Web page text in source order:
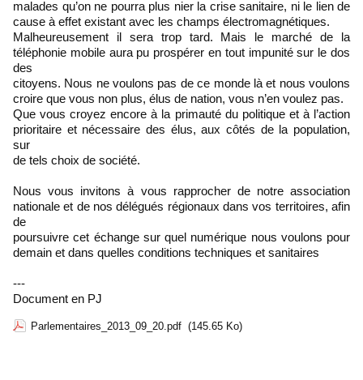
malades qu’on ne pourra plus nier la crise sanitaire, ni le lien de
cause à effet existant avec les champs électromagnétiques.
Malheureusement il sera trop tard. Mais le marché de la
téléphonie mobile aura pu prospérer en tout impunité sur le dos
des
citoyens. Nous ne voulons pas de ce monde là et nous voulons
croire que vous non plus, élus de nation, vous n’en voulez pas.
Que vous croyez encore à la primauté du politique et à l’action
prioritaire et nécessaire des élus, aux côtés de la population,
sur
de tels choix de société.
Nous vous invitons à vous rapprocher de notre association
nationale et de nos délégués régionaux dans vos territoires, afin
de
poursuivre cet échange sur quel numérique nous voulons pour
demain et dans quelles conditions techniques et sanitaires
---
Document en PJ
Parlementaires_2013_09_20.pdf (145.65 Ko)